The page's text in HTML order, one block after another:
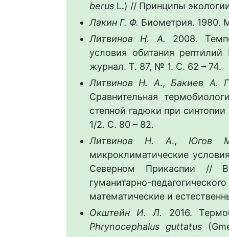
berus L.) // Принципы
Лакин Г. Ф. Биометрия. 1980.
Литвинов Н. А. 2008.
условия обитания
журнал. Т. 87, № 1. С. 62 – 74.
Литвинов Н. А., Бакиев А. Г
Сравнительная
степной гадюки при
1/2. С. 80 – 82.
Литвинов Н. А.,
микроклиматические
Северном Прикаспии //
гуманитарно-
математические и
Окштейн И. Л.
2016.
Phrynocephalus guttatus